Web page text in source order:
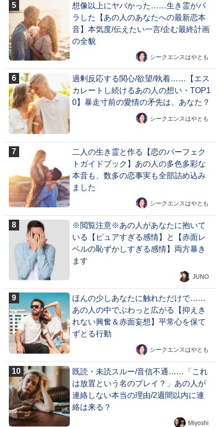
想像以上にヤバかった……生き霊がバ
ラした【あの人のあなたへの最新恋本
音】本気度/伝えたい一言/企む最終計画
の全貌
シークエンスはやとも
過剰反応する関心/欲望/執着……【エス
カレートし続けるあの人の想い・TOP1
0】暴走寸前の愛情の矛先は、あなた？
シークエンスはやとも
二人の生き霊と作る【恋のパーフェク
トガイドブック】あの人の多色多彩な
本音も、数多の恋事実も全部詰め込み
ました
シークエンスはやとも
※閲覧注意※あの人があなたに抱いて
いる【ピュアすぎる感情】と【赤面レ
ベルの恥ずかしすぎる感情】両方暴き
ます
JUNO
ほんの少しあなたに触れただけで……
あの人の中でぶわっと広がる【抑えき
れない興奮＆赤面妄想】平常心を保て
ずとる行動
シークエンスはやとも
既読・未読スルー/音信不通……「これ
は放置という名のプレイ？」あの人が
連絡しない本当の理由/2週間以内に連
絡は来る？
Miyoshi